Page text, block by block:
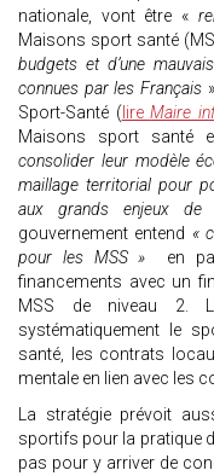
nationale, vont être «
Maisons sport santé
budgets et d’une
connues par les Français
Sport-Santé ( lireMaire
Maisons sport santé
consolider leur modèle
maillage territorial pour
aux grands enjeux de
gouvernement entend «
pour les MSS »
en
financements avec un
MSS de niveau 2.
systématiquement le
santé, les contrats
mentale en lien avec les
La stratégie prévoit
sportifs pour la pratique
pas pour y arriver de